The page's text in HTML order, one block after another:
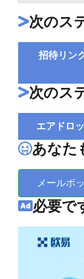
次のス
招待リン
次のス
エアドロ
あなた
メールボ
必要で